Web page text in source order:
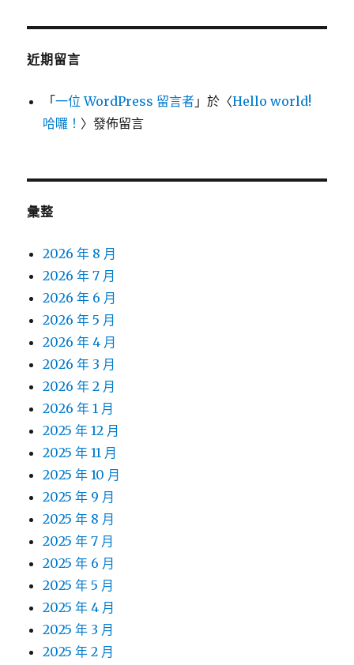
近期留言
「一位 WordPress 留言者 」於〈Hello world!
哈囉！ 〉發佈留言
彙整
2026 年 8 月
2026 年 7 月
2026 年 6 月
2026 年 5 月
2026 年 4 月
2026 年 3 月
2026 年 2 月
2026 年 1 月
2025 年 12 月
2025 年 11 月
2025 年 10 月
2025 年 9 月
2025 年 8 月
2025 年 7 月
2025 年 6 月
2025 年 5 月
2025 年 4 月
2025 年 3 月
2025 年 2 月